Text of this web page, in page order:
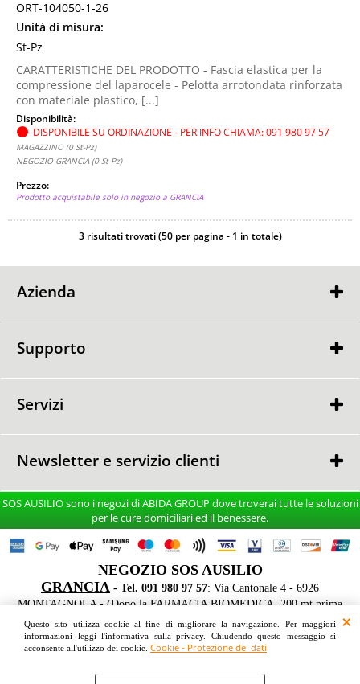
Questo sito utilizza cookie al fine di migliorare la navigazione. Per maggiori
informazioni leggi l'informativa sulla privacy. Chiudendo questo messaggio si
acconsente all'utilizzo dei cookie. Cookie - Protezione dei dati
ORT-104050-1-26
Unità di misura:
St-Pz
CARATTERISTICHE DEL PRODOTTO - Fascia elastica per la
compressione del laparocele - Pelotta arrotondata rinforzata
con materiale plastico, [...]
Disponibilità:
DISPONIBILE SU ORDINAZIONE - PER INFO CHIAMA: 091 980 97 57
MAGAZZINO (0 St-Pz)
NEGOZIO GRANCIA (0 St-Pz)
Prezzo:
Prodotto acquistabile solo in negozio a GRANCIA
3 risultati trovati (50 per pagina - 1 in totale)
Azienda
GARANZIA
Supporto
Servizi
Newsletter e servizio clienti
TEL. 091 980 97 57
Dal Lunedi al Venerdi
9:30 - 17:45
Sabato su appuntamento
Ho letto ed accetto le condizioni dell'informativa privacy
SOS AUSILIO sono i negozi di ABIDA GROUP dove troverai tutte le soluzioni
per le cure domiciliari ed il benessere.
NEGOZIO SOS AUSILIO
GRANCIA - Tel. 091 980 97 57: Via Cantonale 4 - 6926
MONTAGNOLA - (Dopo la FARMACIA BIOMEDICA, 200 mt prima
dell'IKEA sul lato destro FRONTE STRADA - Parcheggio gratuito davanti
le vetrine)